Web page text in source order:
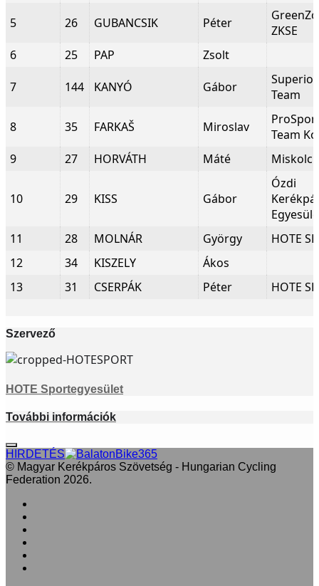
5 26 GUBANCSIK Péter
ZKSE
6
25 PAP Zsolt
7 144 KANYÓ Gábor
Team
8 35 FARKAŠ Miroslav
Team
9
27 HORVÁTH Máté Miskolc
10 29 KISS Gábor
Ózdi
11
28 MOLNÁR György
HOTE SE
12
34 KISZELY
Ákos
13
31 CSERPÁK Péter HOTE SE
Szervező
HOTE Sportegyesület
További információk
HIRDETÉS
© Magyar Kerékpáros Szövetség - Hungarian Cycling
Federation 2026.